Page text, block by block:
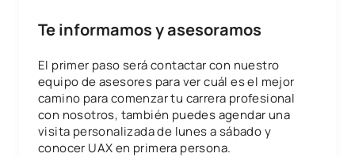
Te informamos y asesoramos
El primer paso será contactar con nuestro
equipo de asesores para ver cuál es el mejor
camino para comenzar tu carrera profesional
con nosotros, también puedes agendar una
visita personalizada de lunes a sábado y
conocer UAX en primera persona.